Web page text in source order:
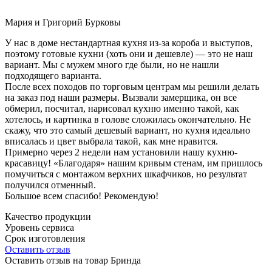
Мария и Григорий Бурковы
У нас в доме нестандартная кухня из-за короба и выступов,
поэтому готовые кухни (хоть они и дешевле) — это не наш
вариант. Мы с мужем много где были, но не нашли
подходящего варианта.
После всех походов по торговым центрам мы решили делать
на заказ под наши размеры. Вызвали замерщика, он все
обмерил, посчитал, нарисовал кухню именно такой, как
хотелось, и картинка в голове сложилась окончательно. Не
скажу, что это самый дешевый вариант, но кухня идеально
вписалась и цвет выбрала такой, как мне нравится.
Примерно через 2 недели нам установили нашу кухню-
красавицу! «Благодаря» нашим кривым стенам, им пришлось
помучиться с монтажом верхних шкафчиков, но результат
получился отменный.
Большое всем спасибо! Рекомендую!
Качество продукции
Уровень сервиса
Срок изготовления
Оставить отзыв
Оставить отзыв на товар Бринда